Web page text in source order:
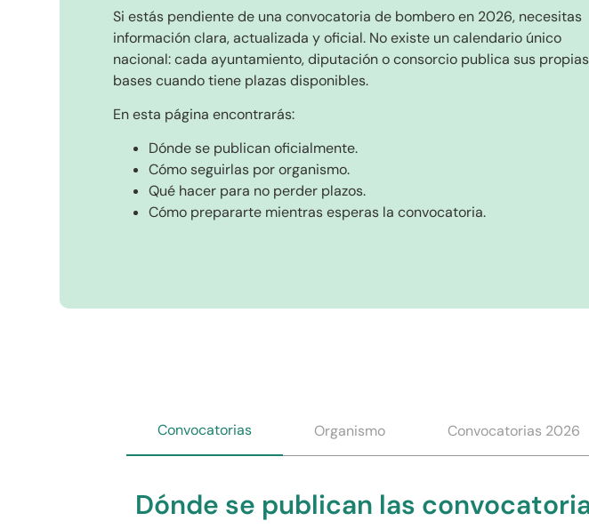
Si estás pendiente de una convocatoria de bombero en 2026, necesitas
información clara, actualizada y oficial. No existe un calendario único
nacional: cada ayuntamiento, diputación o consorcio publica sus propias
bases cuando tiene plazas disponibles.
En esta página encontrarás:
Dónde se publican oficialmente.
Cómo seguirlas por organismo.
Qué hacer para no perder plazos.
Cómo prepararte mientras esperas la convocatoria.
Convocatorias Organismo Convocatorias 2026
Dónde se publican las